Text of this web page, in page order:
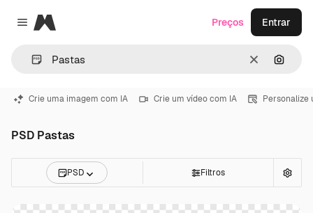
Close menu
Magnific
Limpar
Preços Entrar
Crie uma imagem com IA Crie um vídeo com IA Personalize
PSD Pastas
PSD Filtros